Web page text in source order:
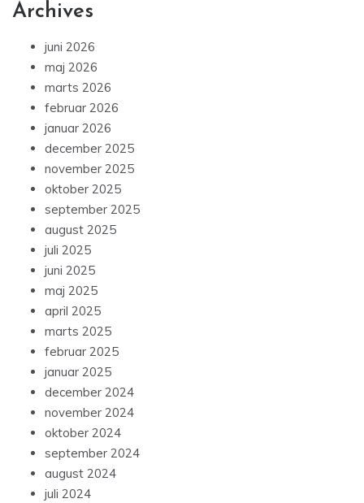
Archives
juni 2026
maj 2026
marts 2026
februar 2026
januar 2026
december 2025
november 2025
oktober 2025
september 2025
august 2025
juli 2025
juni 2025
maj 2025
april 2025
marts 2025
februar 2025
januar 2025
december 2024
november 2024
oktober 2024
september 2024
august 2024
juli 2024